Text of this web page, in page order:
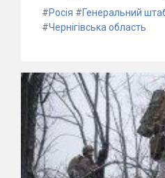
#Росія #Генеральний
#Чернігівська область